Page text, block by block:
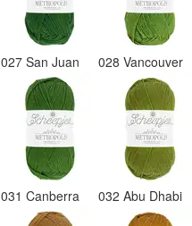
027 San Juan 028 Vancouver
031 Canberra 032 Abu Dhabi